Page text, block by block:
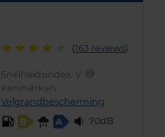
(163 reviews)
Snelheidsindex:V
Kenmerken:
Velgrandbescherming
B
A 70dB